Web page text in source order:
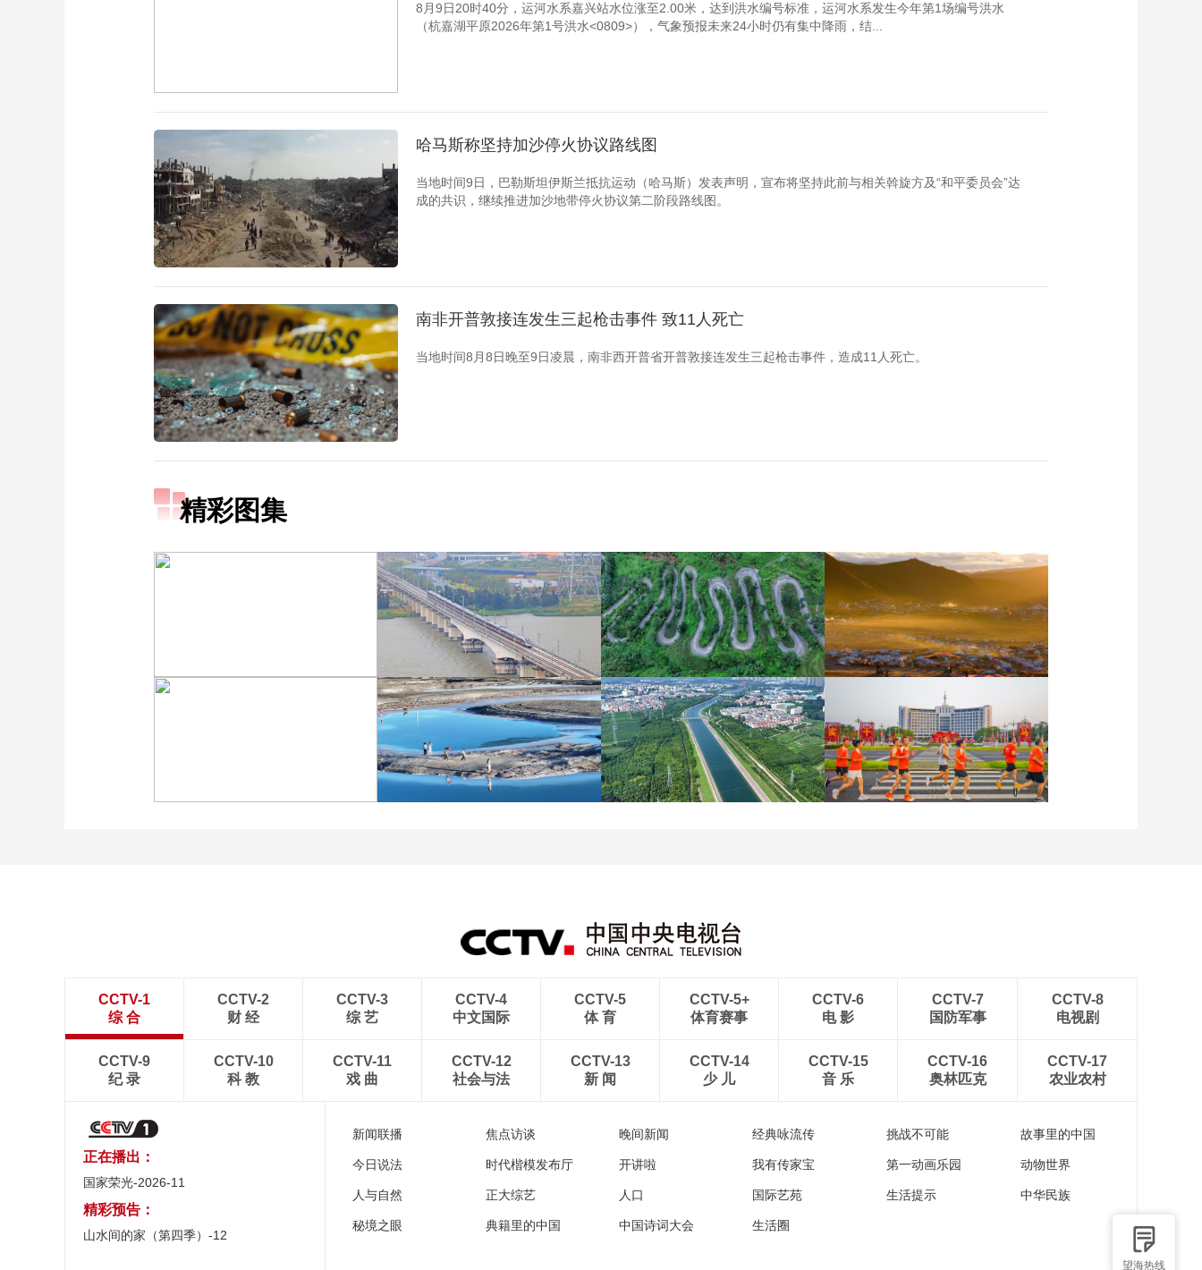
望海热线
8月9日20时40分，运河水系嘉兴站水位涨至2.00米，达到洪水编号标准，运河水系发生今年第1场编号洪水
（杭嘉湖平原2026年第1号洪水<0809>），气象预报未来24小时仍有集中降雨，结...
哈马斯称坚持加沙停火协议路线图
当地时间9日，巴勒斯坦伊斯兰抵抗运动（哈马斯）发表声明，宣布将坚持此前与相关斡旋方及“和平委员会”达
成的共识，继续推进加沙地带停火协议第二阶段路线图。
南非开普敦接连发生三起枪击事件 致11人死亡
当地时间8月8日晚至9日凌晨，南非西开普省开普敦接连发生三起枪击事件，造成11人死亡。
精彩图集
杭台高铁温玉段正式开通
运营
贵州晴隆：二十四道拐绿
意盎然
晨曦中的“帐篷城”
CCTV-1
综 合
CCTV-2
财 经
CCTV-3
综 艺
CCTV-4
中文国际
CCTV-5
体 育
CCTV-5+
体育赛事
CCTV-6
电 影
CCTV-7
国防军事
CCTV-8
电视剧
CCTV-9
纪 录
CCTV-10
科 教
CCTV-11
戏 曲
CCTV-12
社会与法
CCTV-13
新 闻
CCTV-14
少 儿
CCTV-15
音 乐
CCTV-16
奥林匹克
CCTV-17
农业农村
正在播出：
国家荣光-2026-11
精彩预告：
山水间的家（第四季）-12
新闻联播 焦点访谈 晚间新闻 经典咏流传 挑战不可能 故事里的中国
今日说法 时代楷模发布厅 开讲啦 我有传家宝 第一动画乐园 动物世界
人与自然 正大综艺 人口 国际艺苑 生活提示 中华民族
秘境之眼 典籍里的中国 中国诗词大会 生活圈